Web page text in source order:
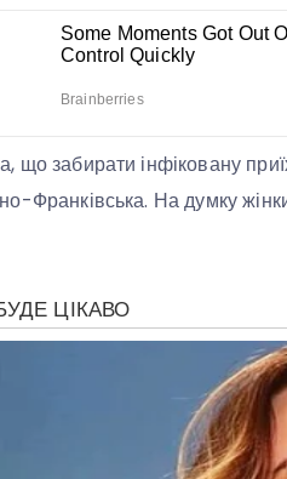
що забирати інфіковану
Франківська. На думку